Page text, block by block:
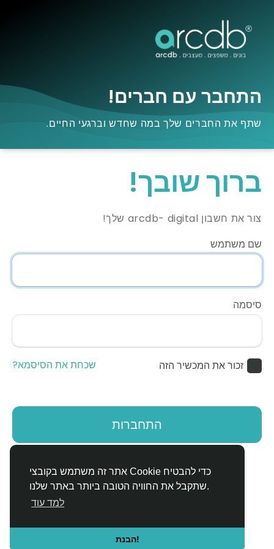
אתר זה משתמש בקובצי Cookie כדי להבטיח
שתקבל את החוויה הטובה ביותר באתר שלנו.
למד עוד
הבנת!
התחבר עם חברים!
שתף את החברים שלך במה שחדש וברגעי החיים.
ברוך שובך!
צור את חשבון arcdb- digital שלך!
שם משתמש
סיסמה
זכור את המכשיר הזה שכחת את הסיסמא?
התחברות